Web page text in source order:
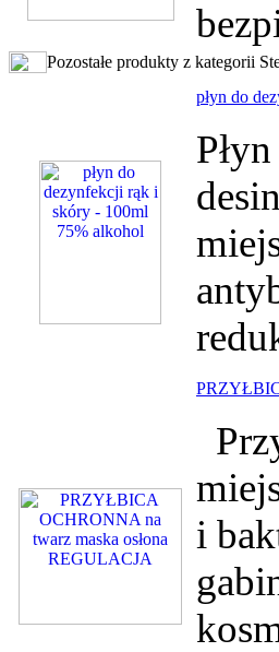
Pozostałe produkty z kategorii
płyn do
i